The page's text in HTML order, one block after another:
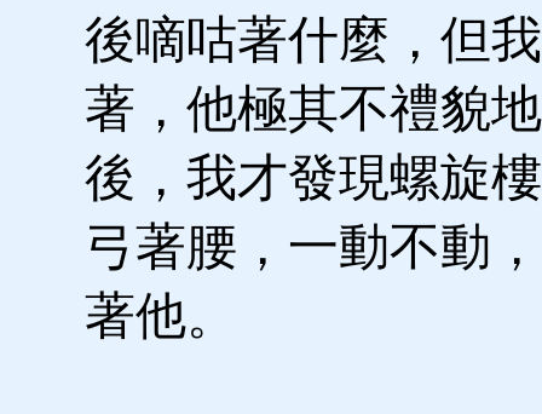
後嘀咕著什麼，但
著，他極其不禮貌
後，我才發現螺旋
弓著腰，一動不動
著他。